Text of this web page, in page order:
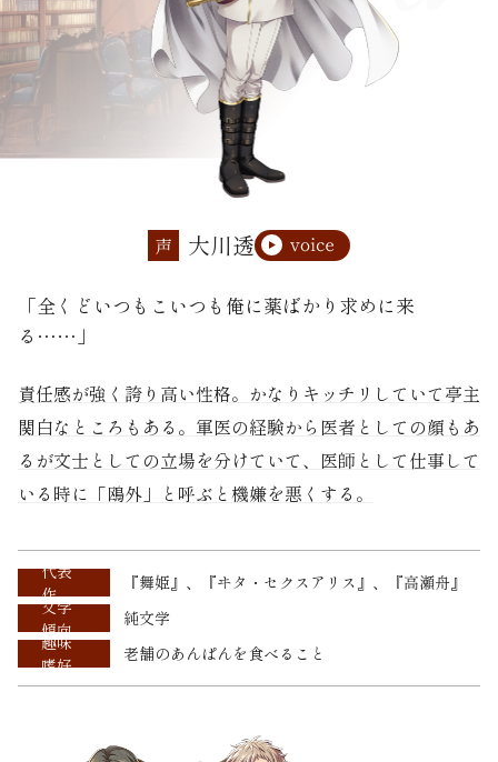
声 大川透
「全くどいつもこいつも俺に薬ばかり求めに来
る……」
責任感が強く誇り高い性格。かなりキッチリしていて亭主
関白なところもある。軍医の経験から医者としての顔もあ
るが文士としての立場を分けていて、医師として仕事して
いる時に「鴎外」と呼ぶと機嫌を悪くする。
代表
作
『舞姫』、『ヰタ・セクスアリス』、『高瀬舟』
文学
傾向
純文学
趣味
嗜好
老舗のあんぱんを食べること